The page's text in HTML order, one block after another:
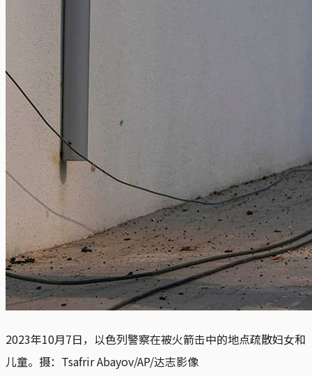
2023年10月7日，以色列警察在被火箭击中的地点疏散妇女和
儿童。摄：Tsafrir Abayov/AP/达志影像